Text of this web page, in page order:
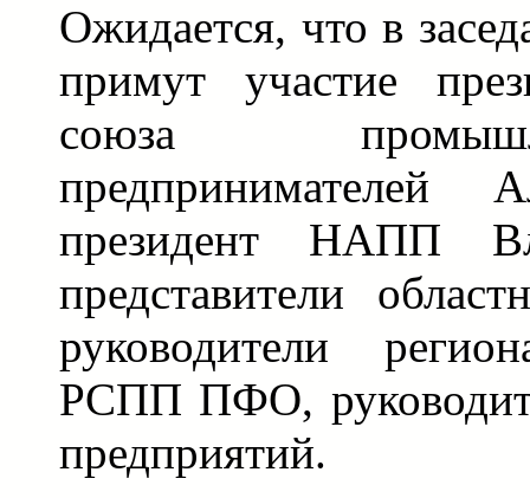
Ожидается, что в
примут участие
союза
предпринимателей
президент НАПП
представители
руководители
РСПП ПФО,
предприятий.